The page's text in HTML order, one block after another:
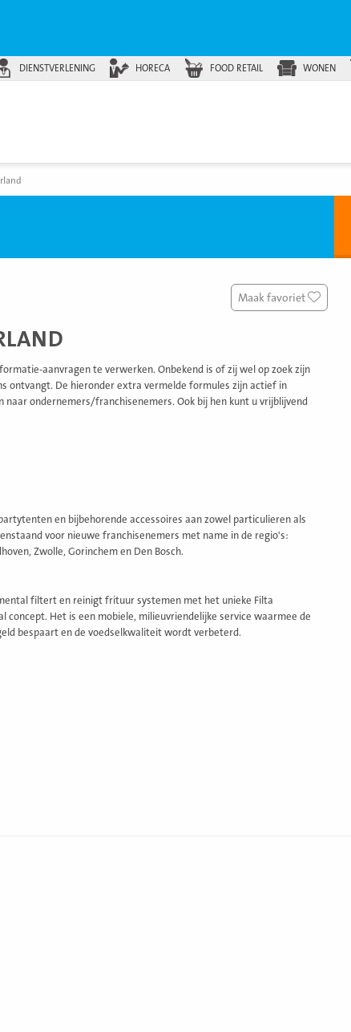
DIENSTVERLENING HORECA FOOD RETAIL WONEN
Maak favoriet
aanvragen te verwerken. Onbekend is of zij wel op zoek zijn
ontvangt. De hieronder extra vermelde formules zijn actief in
ondernemers/franchisenemers. Ook bij hen kunt u vrijblijvend
en bijbehorende accessoires aan zowel particulieren als
voor nieuwe franchisenemers met name in de regio's:
Zwolle, Gorinchem en Den Bosch.
filtert en reinigt frituur systemen met het unieke Filta
concept. Het is een mobiele, milieuvriendelijke service waarmee de
bespaart en de voedselkwaliteit wordt verbeterd.